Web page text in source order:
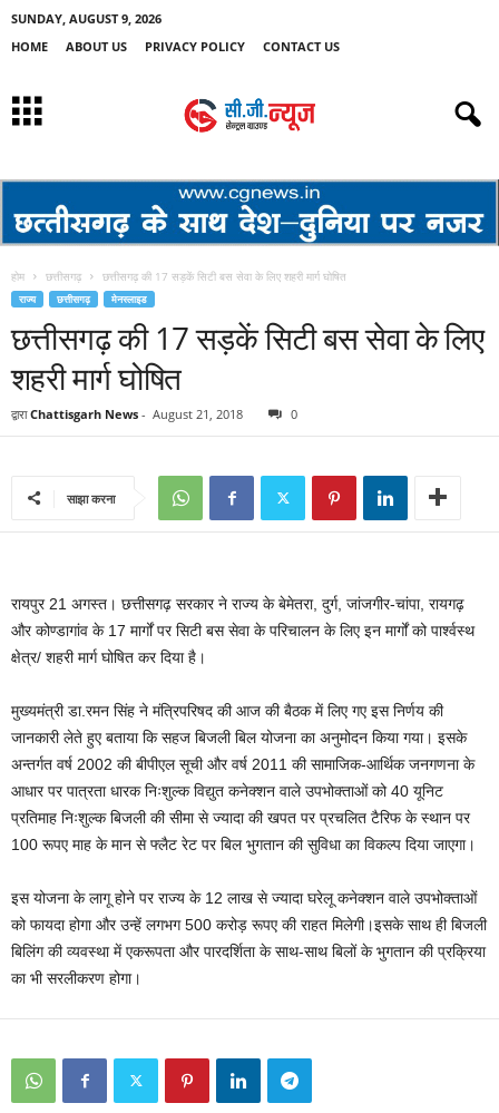
SUNDAY, AUGUST 9, 2026
HOME
ABOUT US PRIVACY POLICY CONTACT US
होम छत्तीसगढ़ छत्तीसगढ़ की 17 सड़कें सिटी बस सेवा के लिए शहरी मार्ग घोषित
राज्य छत्तीसगढ़ मेनस्लाइड
छत्तीसगढ़ की 17 सड़कें सिटी बस सेवा के लिए
शहरी मार्ग घोषित
द्वारा Chattisgarh News - August 21, 2018 0
साझा करना
रायपुर 21 अगस्त। छत्तीसगढ़ सरकार ने राज्य के बेमेतरा, दुर्ग, जांजगीर-चांपा, रायगढ़
और कोण्डागांव के 17 मार्गों पर सिटी बस सेवा के परिचालन के लिए इन मार्गों को पार्श्वस्थ
क्षेत्र/ शहरी मार्ग घोषित कर दिया है।
मुख्यमंत्री डा.रमन सिंह ने मंत्रिपरिषद की आज की बैठक में लिए गए इस निर्णय की
जानकारी लेते हुए बताया कि सहज बिजली बिल योजना का अनुमोदन किया गया। इसके
अन्तर्गत वर्ष 2002 की बीपीएल सूची और वर्ष 2011 की सामाजिक-आर्थिक जनगणना के
आधार पर पात्रता धारक निःशुल्क विद्युत कनेक्शन वाले उपभोक्ताओं को 40 यूनिट
प्रतिमाह निःशुल्क बिजली की सीमा से ज्यादा की खपत पर प्रचलित टैरिफ के स्थान पर
100 रूपए माह के मान से फ्लैट रेट पर बिल भुगतान की सुविधा का विकल्प दिया जाएगा।
इस योजना के लागू होने पर राज्य के 12 लाख से ज्यादा घरेलू कनेक्शन वाले उपभोक्ताओं
को फायदा होगा और उन्हें लगभग 500 करोड़ रूपए की राहत मिलेगी।इसके साथ ही बिजली
बिलिंग की व्यवस्था में एकरूपता और पारदर्शिता के साथ-साथ बिलों के भुगतान की प्रक्रिया
का भी सरलीकरण होगा।